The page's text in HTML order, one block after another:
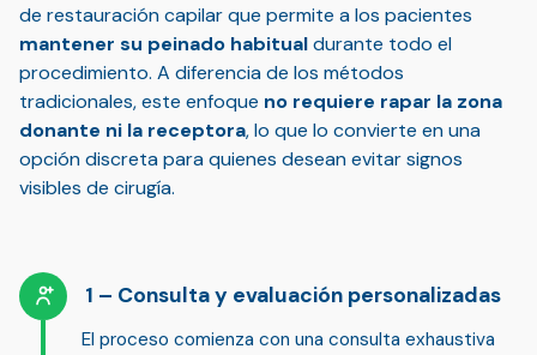
de restauración capilar que permite a los pacientes
mantener su peinado habitualdurante todo el
procedimiento. A diferencia de los métodos
tradicionales, este enfoque no requiere rapar la zona
donante ni la receptora, lo que lo convierte en una
opción discreta para quienes desean evitar signos
visibles de cirugía.
Consulta y evaluación personalizadas
El proceso comienza con una consulta exhaustiva